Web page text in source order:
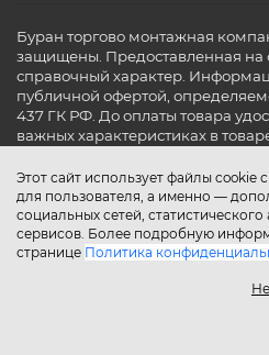
Этот сайт использует файлы cookie
для пользователя, а именно —
социальных сетей,
сервисов. Более подробную
странице Политика
Буран торгово монтажная
защищены. Предоставленная на
справочный характер.
публичной офертой,
437 ГК РФ. До оплаты товара
важных характеристиках в